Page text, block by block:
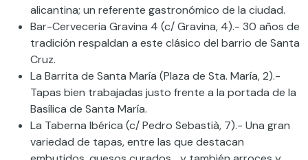
alicantina; un referente gastronómico de la ciudad.
Bar-Cerveceria Gravina 4 (c/ Gravina, 4).- 30 años de
tradición respaldan a este clásico del barrio de Santa
Cruz.
La Barrita de Santa María (Plaza de Sta. María, 2).-
Tapas bien trabajadas justo frente a la portada de la
Basílica de Santa María.
La Taberna Ibérica (c/ Pedro Sebastià, 7).- Una gran
variedad de tapas, entre las que destacan